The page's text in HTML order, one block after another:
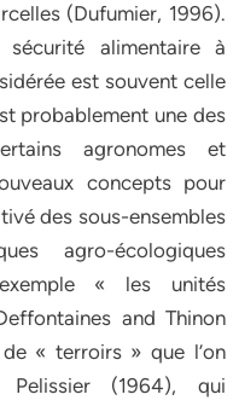
(Dufumier, 1996).
sécurité alimentaire à
est souvent celle
probablement une des
agronomes et
concepts pour
des sous-ensembles
agro-écologiques
« les unités
and Thinon
« terroirs » que l’on
(1964), qui